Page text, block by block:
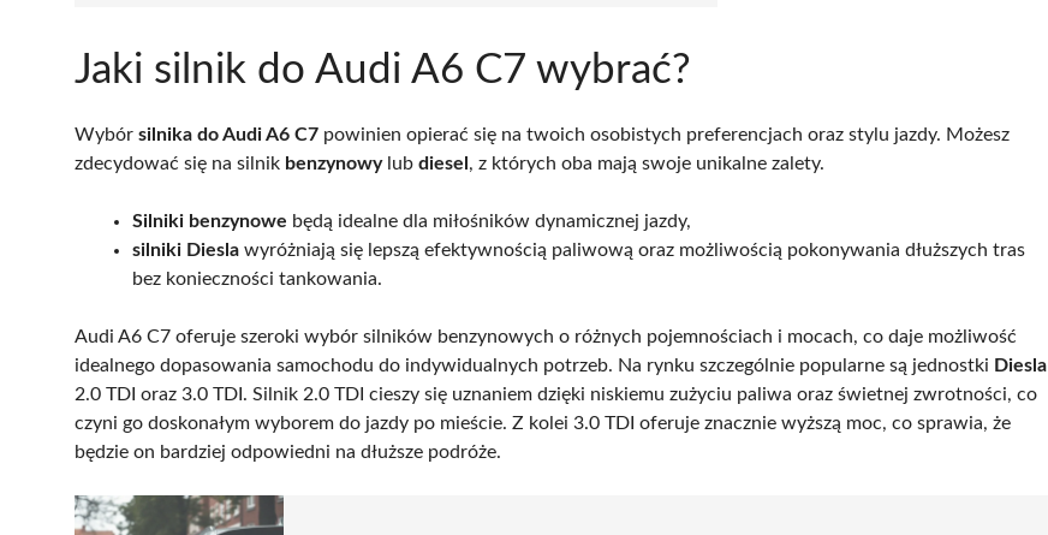
Jaki silnik do Audi A6 C7 wybrać?
Wybór silnika do Audi A6 C7 powinien opierać się na twoich osobistych preferencjach oraz stylu jazdy. Możesz
zdecydować się na silnik benzynowylub diesel , z których oba mają swoje unikalne zalety.
Silniki benzynowe będą idealne dla miłośników dynamicznej jazdy,
silniki Diesla wyróżniają się lepszą efektywnością paliwową oraz możliwością pokonywania dłuższych tras
bez konieczności tankowania.
Audi A6 C7 oferuje szeroki wybór silników benzynowych o różnych pojemnościach i mocach, co daje możliwość
idealnego dopasowania samochodu do indywidualnych potrzeb. Na rynku szczególnie popularne są jednostki Diesla
2.0 TDI oraz 3.0 TDI. Silnik 2.0 TDI cieszy się uznaniem dzięki niskiemu zużyciu paliwa oraz świetnej zwrotności, co
czyni go doskonałym wyborem do jazdy po mieście. Z kolei 3.0 TDI oferuje znacznie wyższą moc, co sprawia, że
będzie on bardziej odpowiedni na dłuższe podróże.